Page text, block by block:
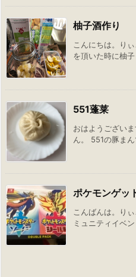
柚子酒作り
こんにちは。り
を頂いた時に柚
551蓬莱
おはようござい
ん。 551の豚ま
ポケモンゲッ
こんばんは。り
ミュニティイベ